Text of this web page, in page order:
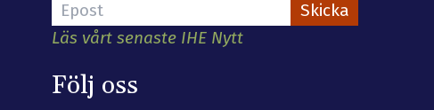
Läs vårt senaste IHE Nytt
Följ oss